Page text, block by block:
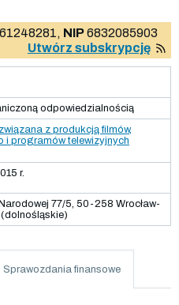
NIP6832085903
Utwórz subskrypcję
odpowiedzialnością
z produkcją filmów,
i programów telewizyjnych
r.
77/5, 50-258 Wrocław-
Sprawozdania finansowe